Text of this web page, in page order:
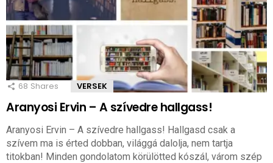
68 Shares VERSEK
Aranyosi Ervin – A szívedre hallgass!
Aranyosi Ervin – A szívedre hallgass! Hallgasd csak a
szívem ma is érted dobban, világgá dalolja, nem tartja
titokban! Minden gondolatom körülötted kószál, várom szép